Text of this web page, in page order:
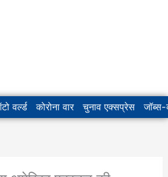
वर्ल्ड कोरोना वार चुनाव एक्सप्रेस जॉब्स-